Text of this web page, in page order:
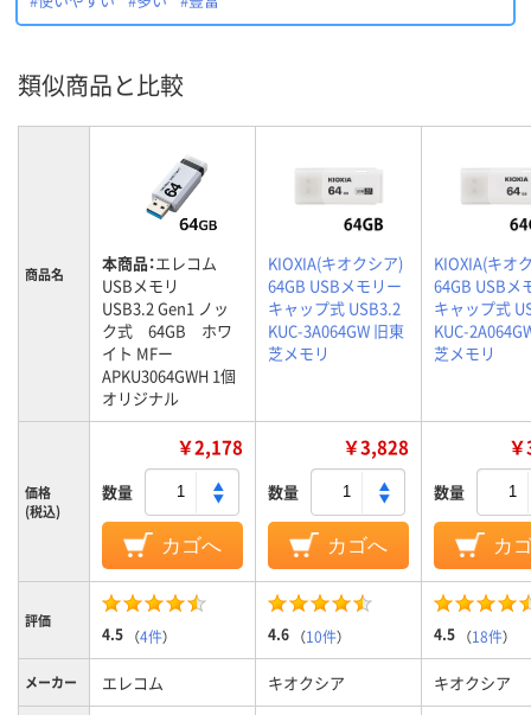
類似商品と比較
商品名 本商品：エレコム
USBメモリ
USB3.2 Gen1 ノッ
ク式 64GB ホワ
イト MFー
APKU3064GWH 1個
オリジナル
KIOXIA(キオクシア)
64GB USBメモリー
キャップ式 USB3.2
KUC-3A064GW 旧東
芝メモリ
KIOXIA(キオ
64GB USBメ
キャップ式
KUC-
芝メモリ
価格
(税込)
￥2,178
数量
カゴへ
￥3,828
数量
カゴへ
数量
カ
評価
4.5 （4件） 4.6 （10件） 4.5 （18件）
メーカー エレコム キオクシア キオクシア